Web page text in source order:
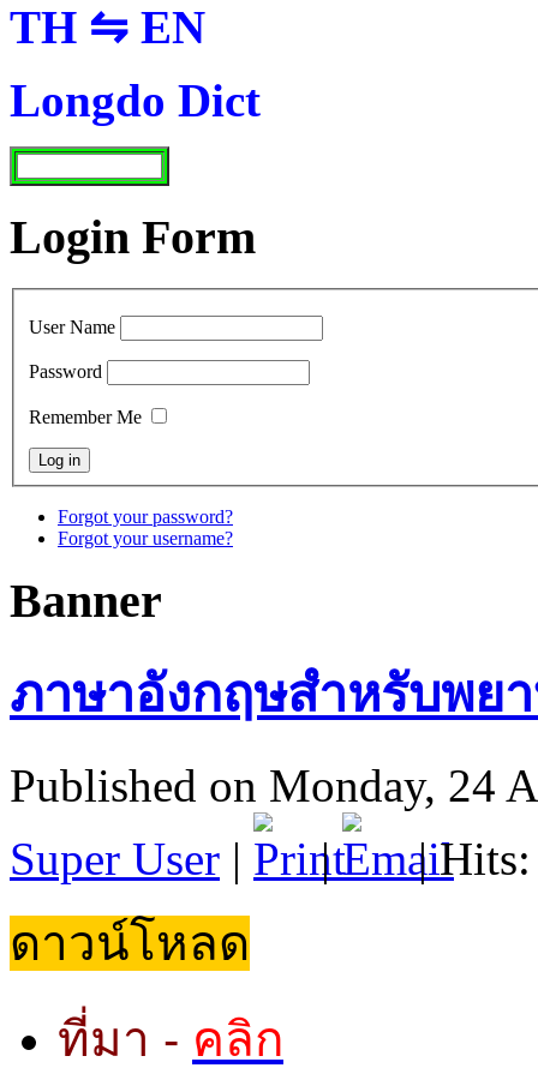
TH ⇋ EN
Longdo Dict
Login Form
User Name
Password
Remember Me
Forgot your password?
Forgot your username?
Banner
ภาษาอังกฤษสำหรับพย
Published on Monday, 24
Super User | | | Hits:
ดาวน์โหลด
ที่มา - คลิก